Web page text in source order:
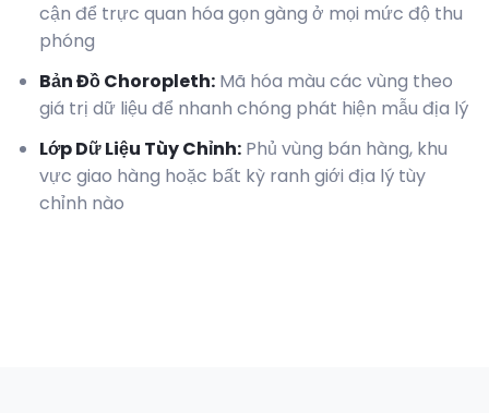
cận để trực quan hóa gọn gàng ở mọi mức độ thu
phóng
Bản Đồ Choropleth: Mã hóa màu các vùng theo
giá trị dữ liệu để nhanh chóng phát hiện mẫu địa lý
Lớp Dữ Liệu Tùy Chỉnh: Phủ vùng bán hàng, khu
vực giao hàng hoặc bất kỳ ranh giới địa lý tùy
chỉnh nào